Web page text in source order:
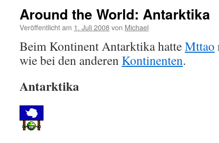
Around the World: Antarktika
Veröffentlicht am 1. Juli 2008von Michael
Beim Kontinent Antarktika hatteMttao
wie bei den anderen Kontinenten.
Antarktika